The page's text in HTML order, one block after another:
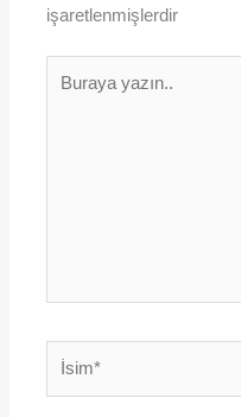
işaretlenmişlerdir
yazın..